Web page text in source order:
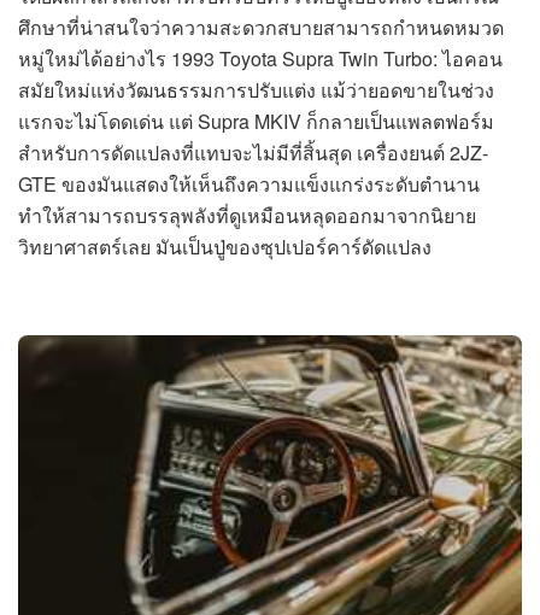
ศึกษาที่น่าสนใจว่าความสะดวกสบายสามารถกำหนดหมวด
หมู่ใหม่ได้อย่างไร 1993 Toyota Supra Twin Turbo: ไอคอน
สมัยใหม่แห่งวัฒนธรรมการปรับแต่ง แม้ว่ายอดขายในช่วง
แรกจะไม่โดดเด่น แต่ Supra MKIV ก็กลายเป็นแพลตฟอร์ม
สำหรับการดัดแปลงที่แทบจะไม่มีที่สิ้นสุด เครื่องยนต์ 2JZ-
GTE ของมันแสดงให้เห็นถึงความแข็งแกร่งระดับตำนาน
ทำให้สามารถบรรลุพลังที่ดูเหมือนหลุดออกมาจากนิยาย
วิทยาศาสตร์เลย มันเป็นปู่ของซุปเปอร์คาร์ดัดแปลง